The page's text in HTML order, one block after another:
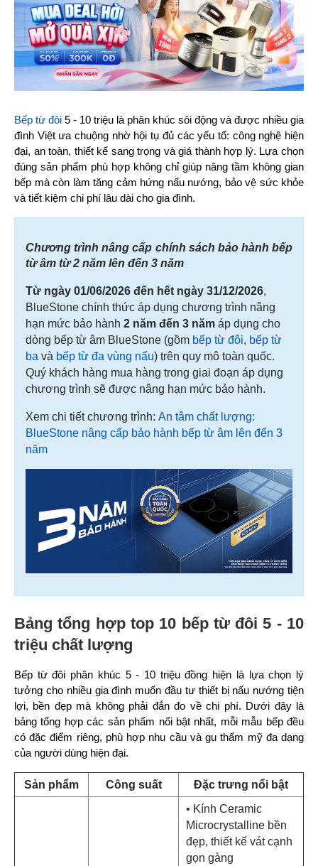
Bếp từ đôi 5 - 10 triệu là phân khúc sôi động và được nhiều gia
đình Việt ưa chuộng nhờ hội tụ đủ các yếu tố: công nghệ hiện
đại, an toàn, thiết kế sang trọng và giá thành hợp lý. Lựa chọn
đúng sản phẩm phù hợp không chỉ giúp nâng tầm không gian
bếp mà còn làm tăng cảm hứng nấu nướng, bảo vệ sức khỏe
và tiết kiệm chi phí lâu dài cho gia đình.
Chương trình nâng cấp chính sách bảo hành bếp
từ âm từ 2 năm lên đến 3 năm
Từ ngày 01/06/2026 đến hết ngày 31/12/2026,
BlueStone chính thức áp dụng chương trình nâng
hạn mức bảo hành 2 năm đến 3 năm áp dụng cho
dòng bếp từ âm BlueStone (gồm bếp từ đôi, bếp từ
ba và bếp từ đa vùng nấu) trên quy mô toàn quốc.
Quý khách hàng mua hàng trong giai đoạn áp dụng
chương trình sẽ được nâng hạn mức bảo hành.
Xem chi tiết chương trình: An tâm chất lượng:
BlueStone nâng cấp bảo hành bếp từ âm lên đến 3
năm
Bảng tổng hợp top 10 bếp từ đôi 5 - 10
triệu chất lượng
Bếp từ đôi phân khúc 5 - 10 triệu đồng hiện là lựa chọn lý
tưởng cho nhiều gia đình muốn đầu tư thiết bị nấu nướng tiện
lợi, bền đẹp mà không phải đắn đo về chi phí. Dưới đây là
bảng tổng hợp các sản phẩm nổi bật nhất, mỗi mẫu bếp đều
có đặc điểm riêng, phù hợp nhu cầu và gu thẩm mỹ đa dạng
của người dùng hiện đại.
Sản phẩm Công suất Đặc trưng nổi bật
• Kính Ceramic
Microcrystalline bền
đẹp, thiết kế vát cạnh
gọn gàng